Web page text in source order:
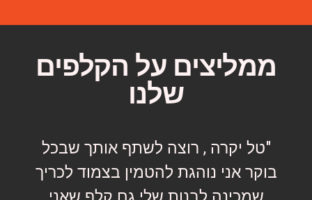
ממליצים על הקלפים
שלנו
"טל יקרה , רוצה לשתף אותך שבכל
בוקר אני נוהגת להטמין בצמוד לכריך